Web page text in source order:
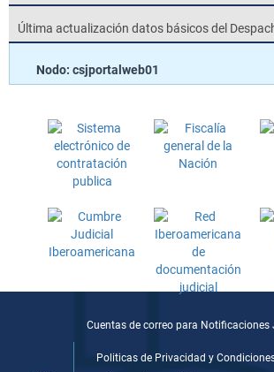
Última actualización datos básicos del
Nodo: csjportalweb01
Cuentas de correo para Notificaciones
Politicas de Privacidad y